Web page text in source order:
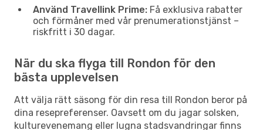
Använd Travellink Prime: Få exklusiva rabatter
och förmåner med vår prenumerationstjänst –
riskfritt i 30 dagar.
När du ska flyga till Rondon för den
bästa upplevelsen
Att välja rätt säsong för din resa till Rondon beror på
dina resepreferenser. Oavsett om du jagar solsken,
kulturevenemang eller lugna stadsvandringar finns